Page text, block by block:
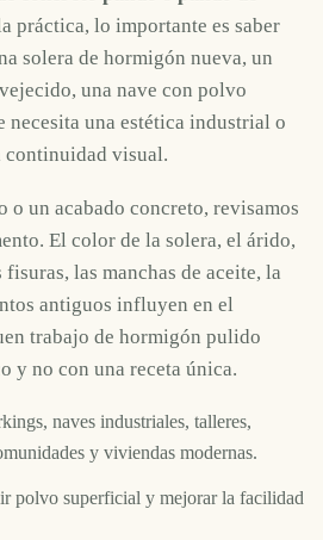
práctica, lo importante es saber
solera de hormigón nueva, un
una nave con polvo
una estética industrial o
continuidad visual.
un acabado concreto, revisamos
El color de la solera, el árido,
las manchas de aceite, la
antiguos influyen en el
trabajo de hormigón pulido
y no con una receta única.
naves industriales, talleres,
y viviendas modernas.
polvo superficial y mejorar la facilidad